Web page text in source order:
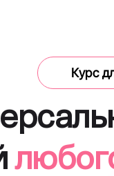
Курс